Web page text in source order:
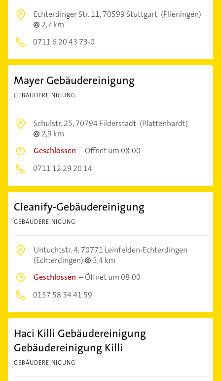
Echterdinger Str. 11,70599 Stuttgart (Plieningen)
2,7 km
0711 6 20 43 73-0
Mayer Gebäudereinigung
GEBÄUDEREINIGUNG
Schulstr. 25,70794 Filderstadt (Plattenhardt)
2,9 km
Geschlossen –Öffnet um 08:00
0711 12 29 20 14
Cleanify-Gebäudereinigung
GEBÄUDEREINIGUNG
Untuchtstr. 4,70771 Leinfelden-Echterdingen
(Echterdingen)
3,4 km
Geschlossen –Öffnet um 08:00
0157 58 34 41 59
Haci Killi Gebäudereinigung
Gebäudereinigung Killi
GEBÄUDEREINIGUNG